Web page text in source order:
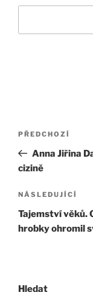
Navigace
příspěvek
Předchozí
příspěvek
PŘEDCHOZÍ
Anna Jiřina
cizině
Následující
příspěvek
NÁSLEDUJÍCÍ
Tajemství věků.
hrobky ohromil
Hledat